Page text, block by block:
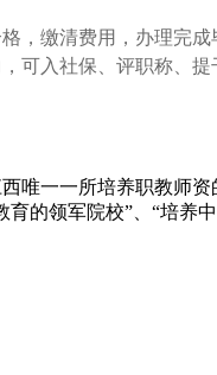
，缴清费用，办理完
可入社保、评职称、
唯一一所培养职教师
的领军院校”、“培养